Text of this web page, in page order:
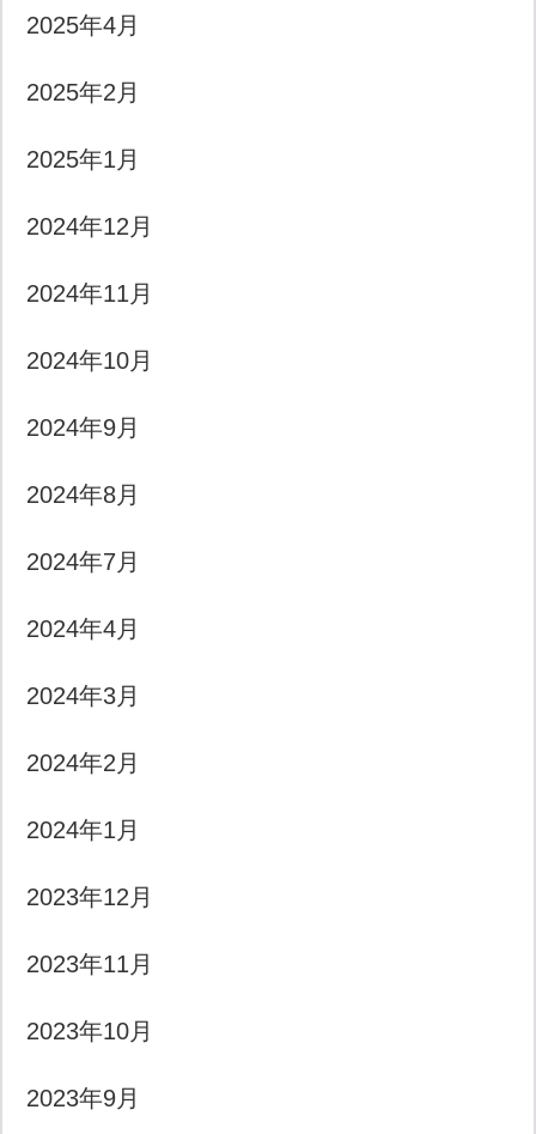
2025年4月
2025年2月
2025年1月
2024年12月
2024年11月
2024年10月
2024年9月
2024年8月
2024年7月
2024年4月
2024年3月
2024年2月
2024年1月
2023年12月
2023年11月
2023年10月
2023年9月